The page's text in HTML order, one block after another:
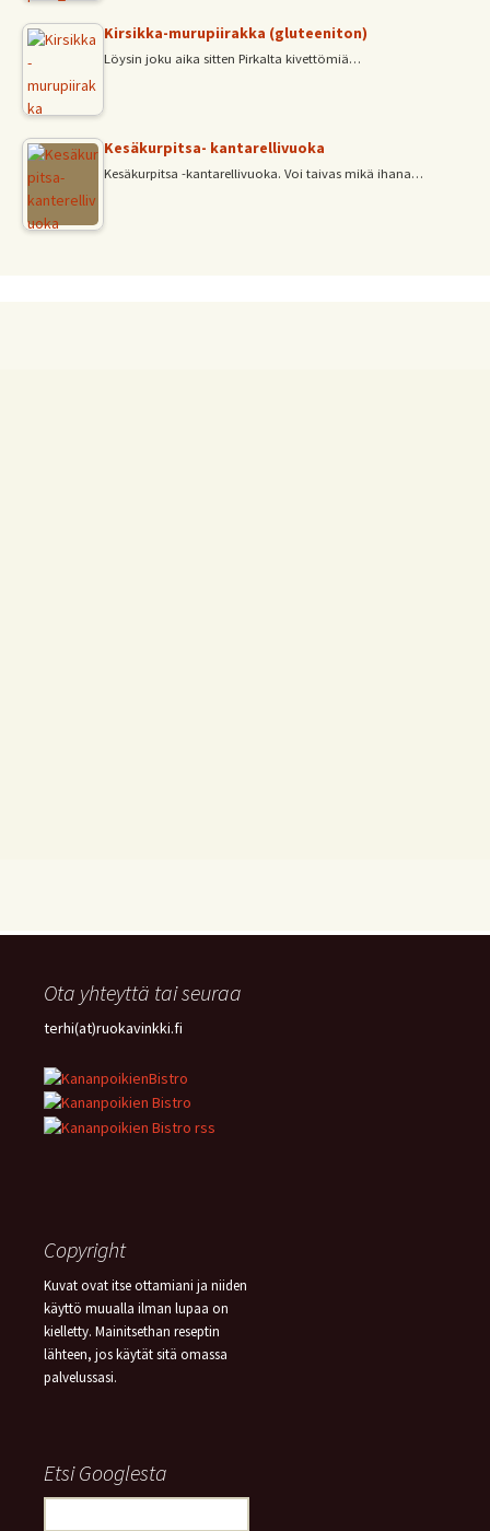
Kirsikka-murupiirakka (gluteeniton)
Löysin joku aika sitten Pirkalta kivettömiä…
Kesäkurpitsa- kantarellivuoka
Kesäkurpitsa -kantarellivuoka. Voi taivas mikä ihana…
Ota yhteyttä tai seuraa
terhi(at)ruokavinkki.fi
Copyright
Kuvat ovat itse ottamiani ja niiden
käyttö muualla ilman lupaa on
kielletty. Mainitsethan reseptin
lähteen, jos käytät sitä omassa
palvelussasi.
Etsi Googlesta